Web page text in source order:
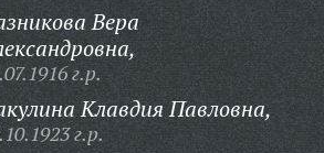
Вера
г.р.
Клавдия Павловна,
г.р.